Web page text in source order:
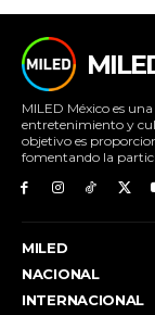
MILED México es
entretenimiento y
objetivo es
fomentando la
MILED
NACIONAL
INTERNACIONAL